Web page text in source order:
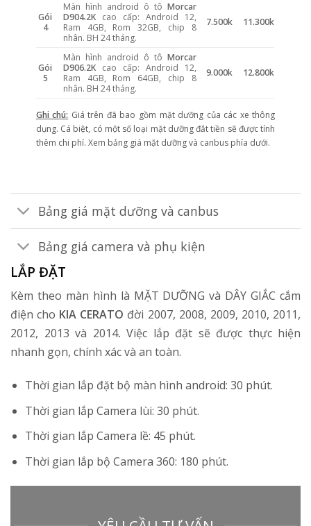
Gói
4
Màn hình android ô tô Morcar
D904.2Kcao cấp: Android 12,
Ram 4GB, Rom 32GB, chip 8
nhân. BH 24 tháng.
7.500k 11.300k
Gói
5
Màn hình android ô tô Morcar
D906.2Kcao cấp: Android 12,
Ram 4GB, Rom 64GB, chip 8
nhân. BH 24 tháng.
9.000k 12.800k
Ghi chú: Giá trên đã bao gồm mặt dưỡng của các xe thông
dụng. Cá biệt, có một số loại mặt dưỡng đắt tiền sẽ được tính
thêm chi phí. Xem bảng giá mặt dưỡng và canbus phía dưới.
Bảng giá mặt dưỡng và canbus
Bảng giá camera và phụ kiện
LẮP ĐẶT
Kèm theo màn hình là MẶT DƯỠNG và DÂY GIẮC cắm
điện cho KIA CERATO đời 2007, 2008, 2009, 2010, 2011,
2012, 2013 và 2014. Việc lắp đặt sẽ được thực hiện
nhanh gọn, chính xác và an toàn.
Thời gian lắp đặt bộ màn hình android: 30 phút.
Thời gian lắp Camera lùi: 30 phút.
Thời gian lắp Camera lề: 45 phút.
Thời gian lắp bộ Camera 360: 180 phút.